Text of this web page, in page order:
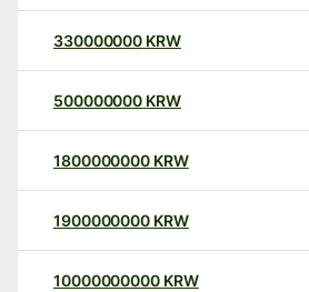
330000000 KRW
500000000 KRW
1800000000 KRW
1900000000 KRW
10000000000 KRW